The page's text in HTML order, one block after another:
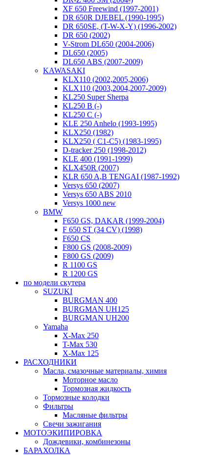
XF 650 Freewind (1997-2001)
DR 650R DJEBEL (1990-1995)
DR 650SE, (T-W-X-Y) (1996-2002)
DR 650 (2002)
V-Strom DL650 (2004-2006)
DL650 (2005)
DL650 ABS (2007-2009)
KAWASAKI
KLX110 (2002,2005,2006)
KLX110 (2003,2004,2007-2009)
KL250 Super Sherpa
KL250 B (-)
KL250 C (-)
KLE 250 Anhelo (1993-1995)
KLX250 (1982)
KLX250 ( C1-C5) (1983-1995)
D-tracker 250 (1998-2012)
KLE 400 (1991-1999)
KLX450R (2007)
KLR 650 A,B TENGAI (1987-1992)
Versys 650 (2007)
Versys 650 ABS 2010
Versys 1000 new
BMW
F650 GS, DAKAR (1999-2004)
F 650 ST (34 CV) (1998)
F650 CS
F800 GS (2008-2009)
F800 GS (2009)
R 1100 GS
R 1200 GS
по модели скутера
SUZUKI
BURGMAN 400
BURGMAN UH125
BURGMAN UH200
Yamaha
X-Max 250
T-Max 530
X-Max 125
РАСХОДНИКИ
Масла, смазочные материалы, химия
Моторное масло
Тормозная жидкость
Тормозные колодки
Фильтры
Масляные фильтры
Свечи зажигания
МОТОЭКИПИРОВКА
Дождевики, комбинезоны
БАРАХОЛКА